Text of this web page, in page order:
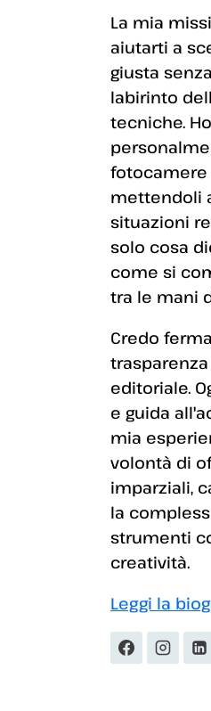
La mia
aiutarti a
giusta
labirinto
tecniche.
mettendoli
situazioni
solo cosa
come si
tra le mani
Credo
editoriale.
e guida
mia
volontà di
imparziali,
la
strumenti
creatività.
Leggi la